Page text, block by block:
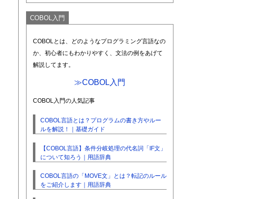
COBOL入門
COBOLとは、どのようなプログラミング言語なの
か、初心者にもわかりやすく、文法の例をあげて
解説してます。
≫COBOL入門
COBOL入門の人気記事
COBOL言語とは？プログラムの書き方やルー
ルを解説！｜基礎ガイド
【COBOL言語】条件分岐処理の代名詞「IF文」
について知ろう｜用語辞典
COBOL言語の「MOVE文」とは？転記のルール
をご紹介します｜用語辞典